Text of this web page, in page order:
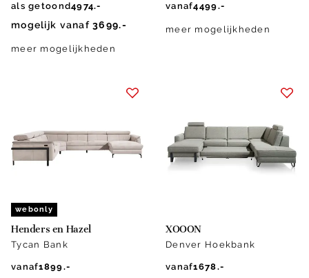
als getoond4974.-
mogelijk vanaf 3699.-
meer mogelijkheden
vanaf4499.-
meer mogelijkheden
webonly
Henders en Hazel
Tycan Bank
vanaf1899.-
XOOON
Denver Hoekbank
vanaf1678.-